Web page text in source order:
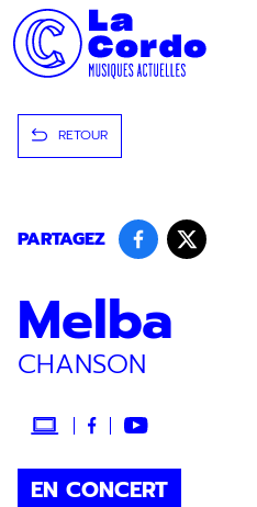
Panneau de gestion des cookies
RETOUR
PARTAGEZ
Melba
CHANSON
EN CONCERT